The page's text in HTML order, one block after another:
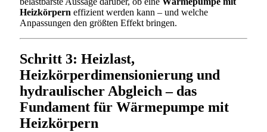
Heizkörpern effizient werden kann – und welche
Anpassungen den größten Effekt bringen.
Schritt 3: Heizlast,
Heizkörperdimensionierung und
hydraulischer Abgleich – das
Fundament für Wärmepumpe mit
Heizkörpern